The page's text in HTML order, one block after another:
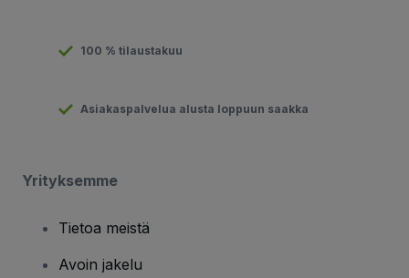
100 % tilaustakuu
Asiakaspalvelua alusta loppuun saakka
Yrityksemme
Tietoa meistä
Avoin jakelu